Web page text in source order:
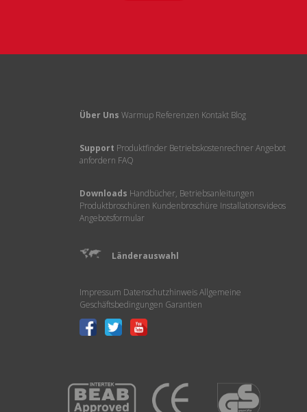
Über Uns Warmup Referenzen Kontakt Blog
Support Produktfinder BetriebskostenrechnerAngebot
anfordern FAQ
Downloads Handbücher, Betriebsanleitungen
Produktbroschüren Kundenbroschüre Installationsvideos
Angebotsformular
Länderauswahl
Impressum DatenschutzhinweisAllgemeine
Geschäftsbedingungen Garantien